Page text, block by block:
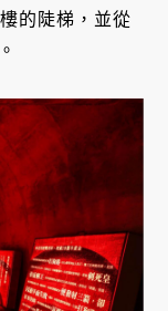
的陡梯，並從